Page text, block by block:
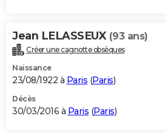
Jean LELASSEUX (93 ans)
Créer une cagnotte obsèques
Naissance
23/08/1922 à Paris (Paris)
Décès
30/03/2016 à Paris (Paris)